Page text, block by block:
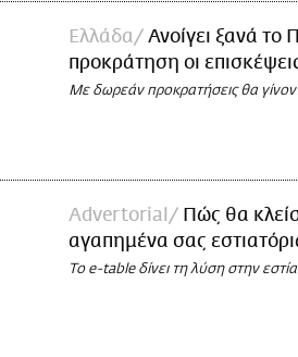
Ελλάδα
Ανοίγει ξανά
προκράτηση οι
Με δωρεάν προκρατήσεις θα
Advertorial
Πώς θα
αγαπημένα σας
Το e-table δίνει τη λύση στην